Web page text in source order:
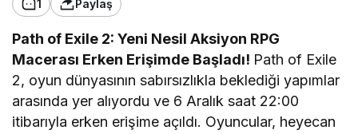
1 Paylaş
Path of Exile 2: Yeni Nesil Aksiyon RPG
Macerası Erken Erişimde Başladı! Path of Exile
2, oyun dünyasının sabırsızlıkla beklediği yapımlar
arasında yer alıyordu ve 6 Aralık saat 22:00
itibarıyla erken erişime açıldı. Oyuncular, heyecan